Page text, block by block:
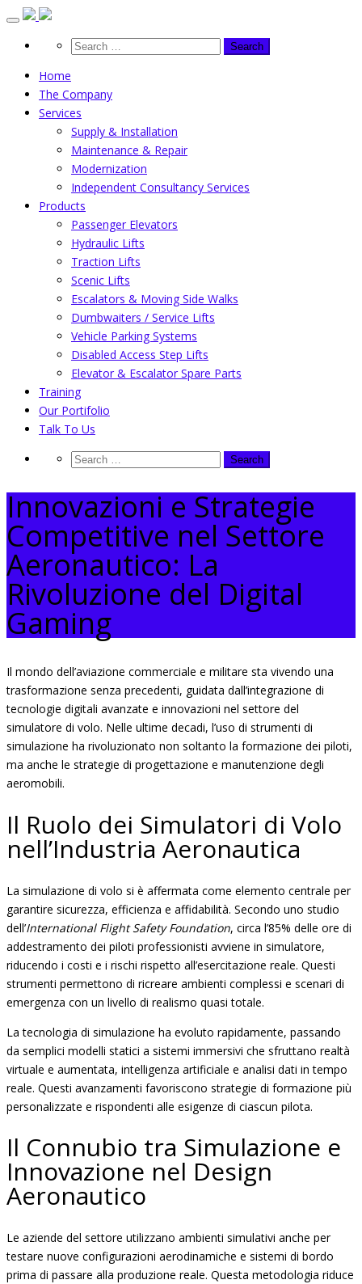
Skip
content
Home
The Company
Services
Supply & Installation
Maintenance & Repair
Modernization
Independent Consultancy Services
Products
Passenger Elevators
Hydraulic Lifts
Traction Lifts
Scenic Lifts
Escalators & Moving Side Walks
Dumbwaiters / Service Lifts
Vehicle Parking Systems
Disabled Access Step Lifts
Elevator & Escalator Spare Parts
Training
Our Portifolio
Talk To Us
Innovazioni e Strategie
Competitive nel Settore
Aeronautico: La
Rivoluzione del Digital
Gaming
Il mondo dell’aviazione commerciale e militare sta vivendo una
trasformazione senza precedenti, guidata dall’integrazione di
tecnologie digitali avanzate e innovazioni nel settore del
simulatore di volo. Nelle ultime decadi, l’uso di strumenti di
simulazione ha rivoluzionato non soltanto la formazione dei piloti,
ma anche le strategie di progettazione e manutenzione degli
aeromobili.
Il Ruolo dei Simulatori di Volo
nell’Industria Aeronautica
La simulazione di volo si è affermata come elemento centrale per
garantire sicurezza, efficienza e affidabilità. Secondo uno studio
dell’International Flight Safety Foundation, circa l’85% delle ore di
addestramento dei piloti professionisti avviene in simulatore,
riducendo i costi e i rischi rispetto all’esercitazione reale. Questi
strumenti permettono di ricreare ambienti complessi e scenari di
emergenza con un livello di realismo quasi totale.
La tecnologia di simulazione ha evoluto rapidamente, passando
da semplici modelli statici a sistemi immersivi che sfruttano realtà
virtuale e aumentata, intelligenza artificiale e analisi dati in tempo
reale. Questi avanzamenti favoriscono strategie di formazione più
personalizzate e rispondenti alle esigenze di ciascun pilota.
Il Connubio tra Simulazione e
Innovazione nel Design
Aeronautico
Le aziende del settore utilizzano ambienti simulativi anche per
testare nuove configurazioni aerodinamiche e sistemi di bordo
prima di passare alla produzione reale. Questa metodologia riduce